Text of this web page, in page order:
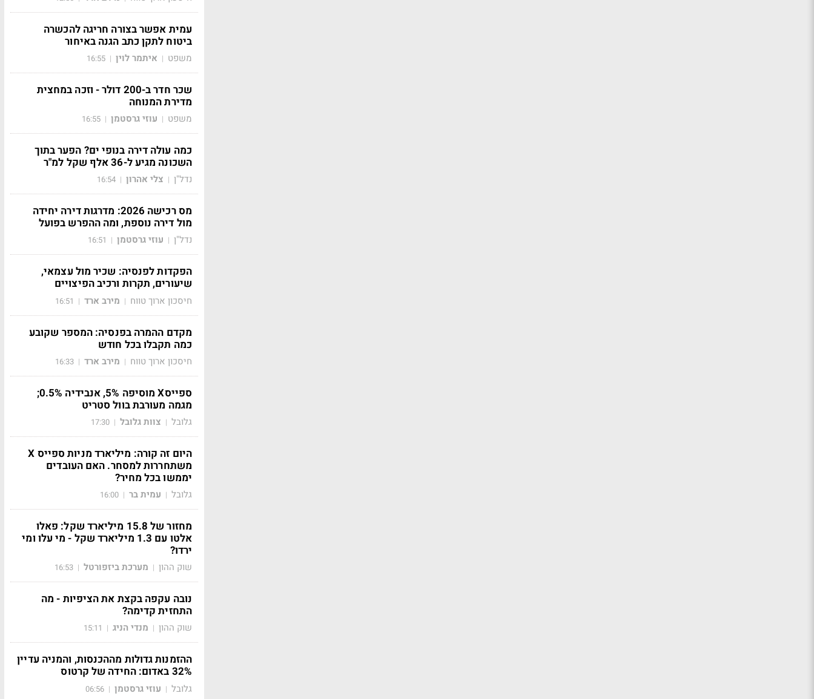
עמית אפשר בצורה חריגה להכשרה
ביטוח לתקן כתב הגנה באיחור
משפט | איתמר לוין |
16:55
שכר חדר ב-200 דולר - וזכה במחצית
מדירת המנוחה
משפט | עוזי גרסטמן |
16:55
כמה עולה דירה בנופי ים? הפער בתוך
השכונה מגיע ל-36 אלף שקל למ"ר
נדל"ן | צלי אהרון |
16:54
מס רכישה 2026: מדרגות דירה יחידה
מול דירה נוספת, ומה ההפרש בפועל
נדל"ן | עוזי גרסטמן |
16:51
הפקדות לפנסיה: שכיר מול עצמאי,
שיעורים, תקרות ורכיב הפיצויים
חיסכון ארוך טווח | מירב ארד |
16:51
מקדם ההמרה בפנסיה: המספר שקובע
כמה תקבלו בכל חודש
חיסכון ארוך טווח | מירב ארד |
16:33
ספייסX מוסיפה 5%, אנבידיה 0.5%;
מגמה מעורבת בוול סטריט
גלובל | צוות גלובל |
17:30
היום זה קורה: מיליארד מניות ספייס X
משתחררות למסחר. האם העובדים
יממשו בכל מחיר?
גלובל | עמית בר |
16:00
מחזור של 15.8 מיליארד שקל: פאלו
אלטו עם 1.3 מיליארד שקל - מי עלו ומי
ירדו?
שוק ההון | מערכת ביזפורטל |
16:53
נובה עקפה בקצת את הציפיות - מה
התחזית קדימה?
שוק ההון | מנדי הניג |
15:11
ההזמנות גדולות מההכנסות, והמניה עדיין
32% באדום: החידה של קרטוס
גלובל | עוזי גרסטמן |
06:56